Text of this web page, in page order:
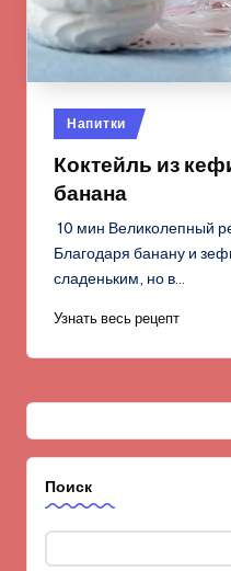
Опубликовано
в
Напитки
Коктейль из
банана
10 мин Великолепный
Благодаря банану и
сладеньким, но в…
Узнать весь рецепт
Поиск